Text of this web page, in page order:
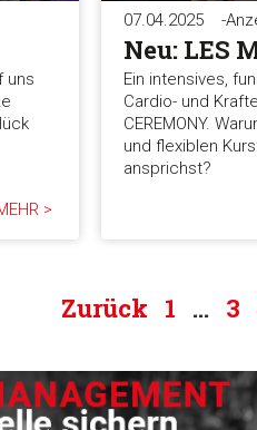
uns
>
07.04.2025 -
Neu: LES
Ein intensives,
Cardio- und
CEREMONY.
und flexiblen
ansprichst?
Zurück 1 … 3